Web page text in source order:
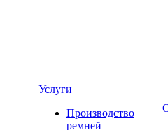
Услуги
Производство
ремней